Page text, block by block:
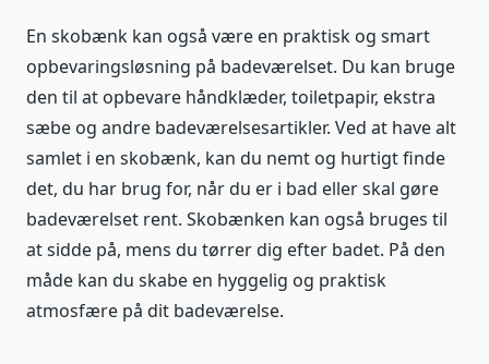
En skobænk kan også være en praktisk og smart
opbevaringsløsning på badeværelset. Du kan bruge
den til at opbevare håndklæder, toiletpapir, ekstra
sæbe og andre badeværelsesartikler. Ved at have alt
samlet i en skobænk, kan du nemt og hurtigt finde
det, du har brug for, når du er i bad eller skal gøre
badeværelset rent. Skobænken kan også bruges til
at sidde på, mens du tørrer dig efter badet. På den
måde kan du skabe en hyggelig og praktisk
atmosfære på dit badeværelse.